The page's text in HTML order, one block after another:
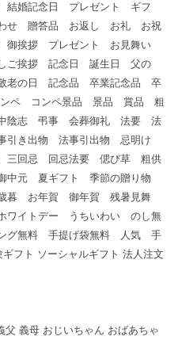
婚記念日 プレゼント ギフ
せ 贈答品 お返し お礼 お祝
挨拶 プレゼント お見舞い
ご挨拶 記念日 誕生日 父の
老の日 記念品 卒業記念品 卒
ンペ コンペ景品 景品 賞品 粗
陰志 弔事 会葬御礼 法要 法
引き出物 法事引出物 忌明け
三回忌 回忌法要 偲び草 粗供
元 夏ギフト 季節の贈り物
暮 お年賀 御年賀 残暑見舞
イトデー うちいわい のし無
グ無料 手提げ袋無料 人気 手
フト ソーシャルギフト 法人注文
義母 おじいちゃん おばあちゃ